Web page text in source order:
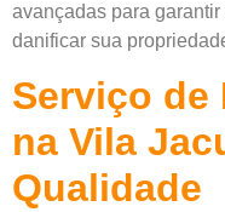
avançadas para
danificar sua
Serviço de
na Vila
Qualidade